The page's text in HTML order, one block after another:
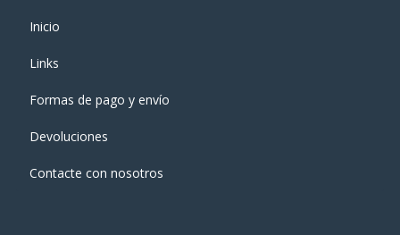
Inicio
Links
Formas de pago y enví­o
Devoluciones
Contacte con nosotros